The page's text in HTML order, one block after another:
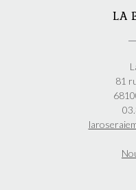
LA
81